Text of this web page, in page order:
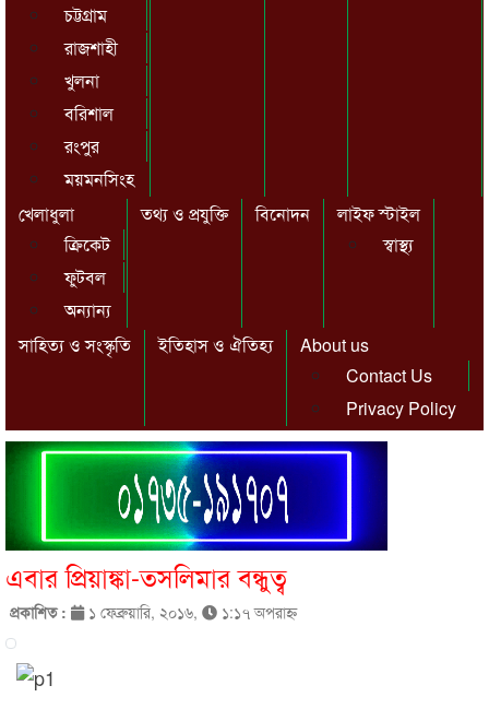
চট্টগ্রাম
রাজশাহী
খুলনা
বরিশাল
রংপুর
ময়মনসিংহ
খেলাধুলা
ক্রিকেট
ফুটবল
অন্যান্য
তথ্য ও প্রযুক্তি বিনোদন
লাইফ স্টাইল
স্বাস্থ্য
সাহিত্য ও সংস্কৃতি ইতিহাস ও ঐতিহ্য
About us
Contact Us
Privacy Policy
এবার প্রিয়াঙ্কা-তসলিমার বন্ধুত্ব
প্রকাশিত : ১ ফেব্রুয়ারি, ২০১৬, ১:১৭ অপরাহ্ণ